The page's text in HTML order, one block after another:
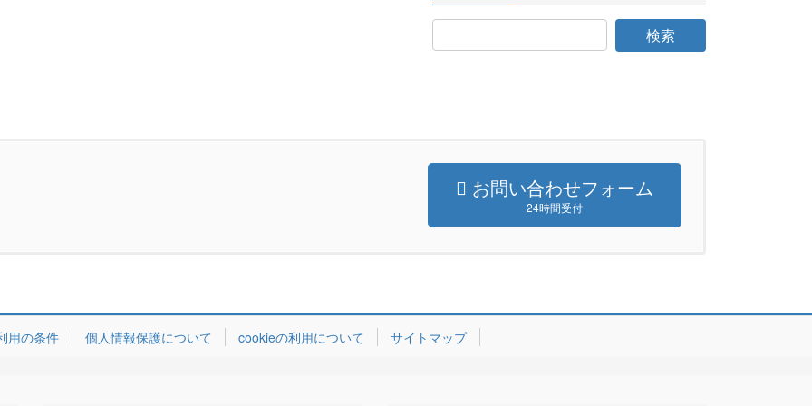
お問い合わせフォーム
24時間受付
用の条件 個人情報保護について cookieの利用について サイトマップ